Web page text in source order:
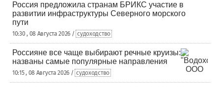
Россия предложила странам БРИКС участие в
развитии инфраструктуры Северного морского
пути
10:30 , 08 Августа 2026 / судоходство
Россияне все чаще выбирают речные круизы:
названы самые популярные направления
10:15 , 08 Августа 2026 / судоходство